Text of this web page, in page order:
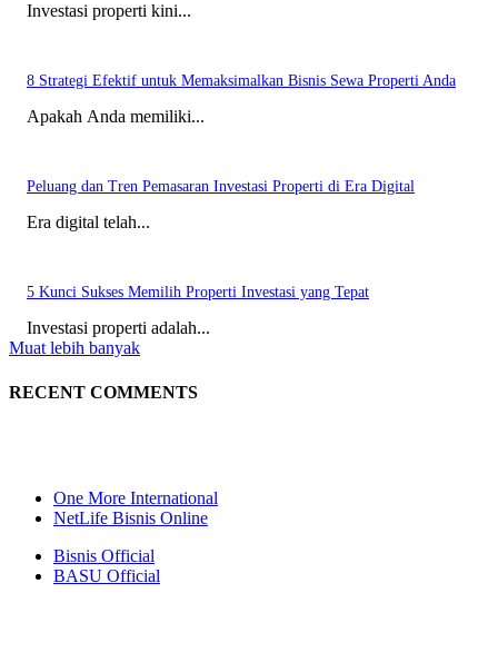
Investasi properti kini...
8 Strategi Efektif untuk Memaksimalkan Bisnis Sewa Properti Anda
Apakah Anda memiliki...
Peluang dan Tren Pemasaran Investasi Properti di Era Digital
Era digital telah...
5 Kunci Sukses Memilih Properti Investasi yang Tepat
Investasi properti adalah...
Muat lebih banyak
RECENT COMMENTS
One More International
NetLife Bisnis Online
Bisnis Official
BASU Official